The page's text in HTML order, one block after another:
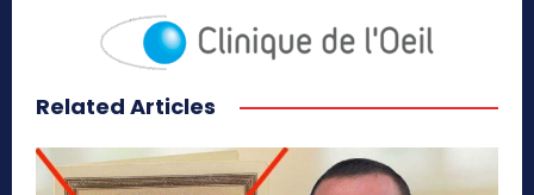
Related Articles